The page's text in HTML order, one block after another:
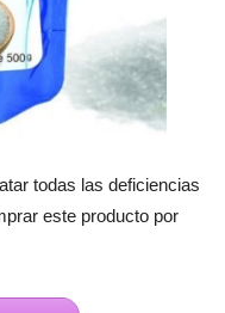
todas las deficiencias
este producto por